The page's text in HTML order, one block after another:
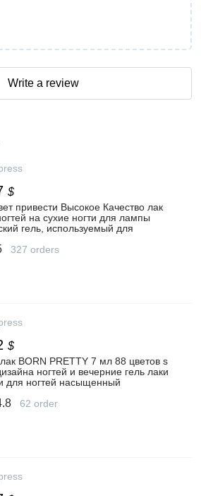
Write a review
$
привести Высокое Качество лак
на сухие ногти для лампы
гель, используемый для
искусство маникюра гель
327 orders
$
BORN PRETTY 7 мл 88 цветов s
ногтей и вечерние гель лаки
для ногтей насыщенный
62 order